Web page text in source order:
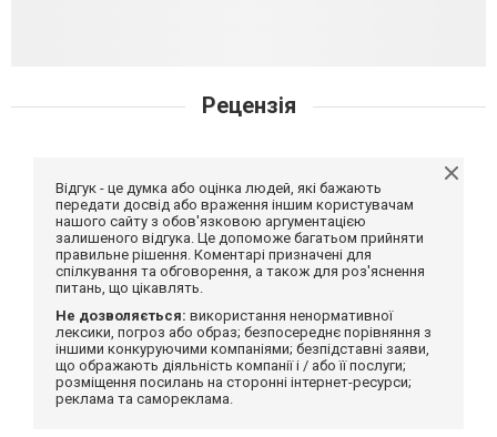
Рецензія
Відгук - це думка або оцінка людей, які бажають
передати досвід або враження іншим користувачам
нашого сайту з обов'язковою аргументацією
залишеного відгука. Це допоможе багатьом прийняти
правильне рішення. Коментарі призначені для
спілкування та обговорення, а також для роз'яснення
питань, що цікавлять.
Не дозволяється: використання ненормативної
лексики, погроз або образ; безпосереднє порівняння з
іншими конкуруючими компаніями; безпідставні заяви,
що ображають діяльність компанії і / або її послуги;
розміщення посилань на сторонні інтернет-ресурси;
реклама та самореклама.